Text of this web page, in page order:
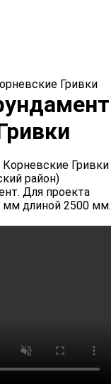
Гривки
район)
Для проекта
мм длиной 2500 мм.